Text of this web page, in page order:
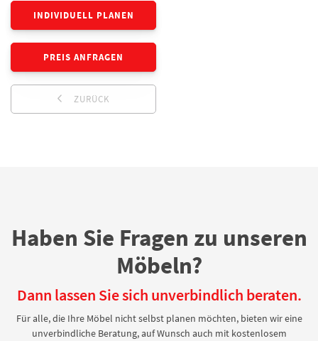
INDIVIDUELL PLANEN
PREIS ANFRAGEN
ZURÜCK
Haben Sie Fragen zu unseren
Möbeln?
Dann lassen Sie sich unverbindlich beraten.
Für alle, die Ihre Möbel nicht selbst planen möchten, bieten wir eine
unverbindliche Beratung, auf Wunsch auch mit kostenlosem